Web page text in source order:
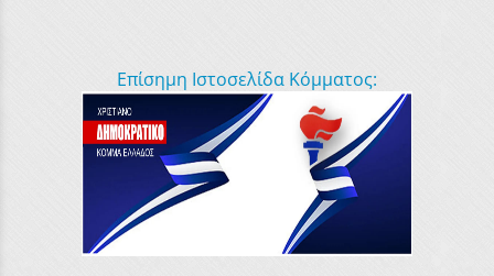
Επίσημη Ιστοσελίδα Κόμματος: